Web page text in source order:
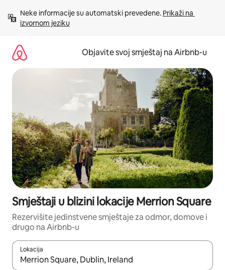
sadržaj
Neke informacije su automatski prevedene. Prikaži na
izvornom jeziku
Objavite svoj smještaj na Airbnb-u
Smještaji u blizini lokacije Merrion Square
Rezervišite jedinstvene smještaje za odmor, domove i
drugo na Airbnb-u
Lokacija
Kad su rezultati dostupni, možete da se krećete kroz njih